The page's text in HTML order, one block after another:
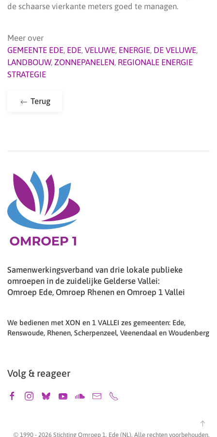
de schaarse vierkante meters goed te managen.
Meer over
GEMEENTE EDE, EDE, VELUWE, ENERGIE, DE VELUWE,
LANDBOUW, ZONNEPANELEN, REGIONALE ENERGIE
STRATEGIE
Terug
Samenwerkingsverband van drie lokale publieke
omroepen in de zuidelijke Gelderse Vallei:
Omroep Ede, Omroep Rhenen en Omroep 1 Vallei
We bedienen met XON en 1 VALLEI zes gemeenten: Ede,
Renswoude, Rhenen, Scherpenzeel, Veenendaal en Woudenberg
Volg & reageer
© 1990 - 2026 Stichting Omroep 1, Ede (NL). Alle rechten voorbehouden.